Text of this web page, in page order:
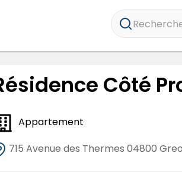
Côté
Appartement
715 Avenue des Thermes 04800